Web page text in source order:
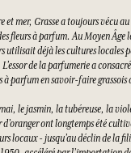
et mer, Grasse a toujours vécu
fleurs à parfum. Au Moyen Âge
utilisait déjà les cultures locales
de la parfumerie a
à parfum en savoir-faire grassois
le jasmin, la tubéreuse, la
d’oranger ont longtemps été
locaux - jusqu’au déclin de la